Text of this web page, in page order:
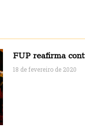
FUP reafirma
18 de fevereiro de 2020